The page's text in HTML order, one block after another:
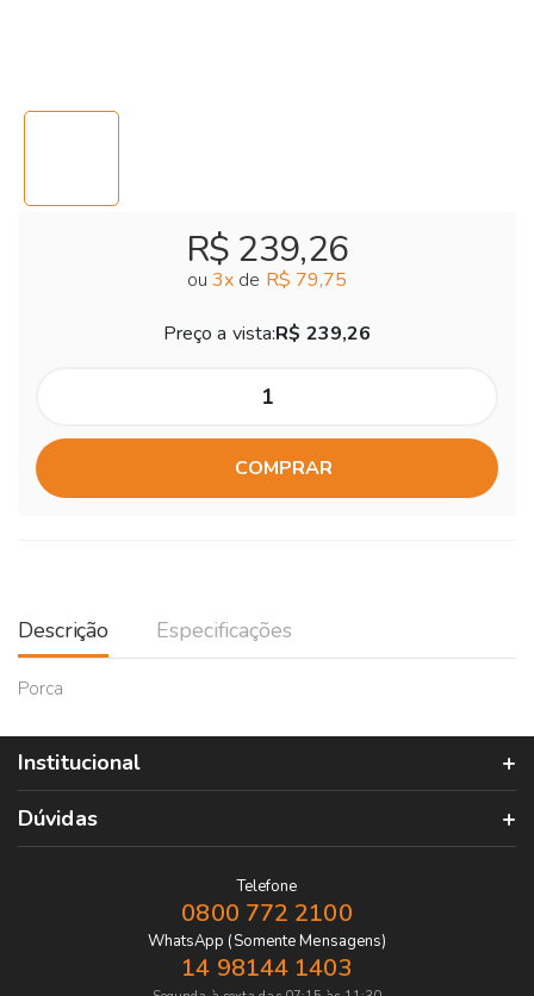
R$ 239,26
ou 3x de R$ 79,75
Preço a vista:R$ 239,26
COMPRAR
Descrição Especificações
Porca
Institucional
Dúvidas
Telefone
0800 772 2100
WhatsApp (Somente Mensagens)
14 98144 1403